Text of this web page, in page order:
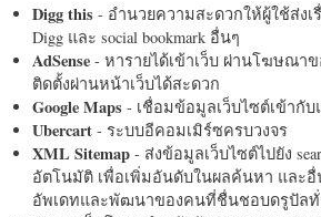
Digg this - อำนวยความสะดวกให้ผู้ใช้ส่ง
Digg และ social bookmark อื่นๆ
AdSense - หารายได้เข้าเว็บ ผ่านโฆษณาขอ
ติดตั้งผ่านหน้าเว็บได้สะดวก
Google Maps - เชื่อมข้อมูลเว็บไซต์เข้ากับ
Ubercart - ระบบอีคอมเมิร์ซครบวงจร
XML Sitemap - ส่งข้อมูลเว็บไซต์ไปยัง
อัตโนมัติ เพื่อเพิ่มอันดับในผลค้นหา และ
อัพเดทและพัฒนาของคนที่ชื่นชอบดรูปัลทั่